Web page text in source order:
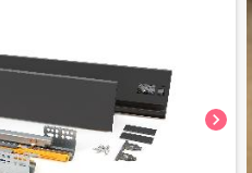
chevron_right